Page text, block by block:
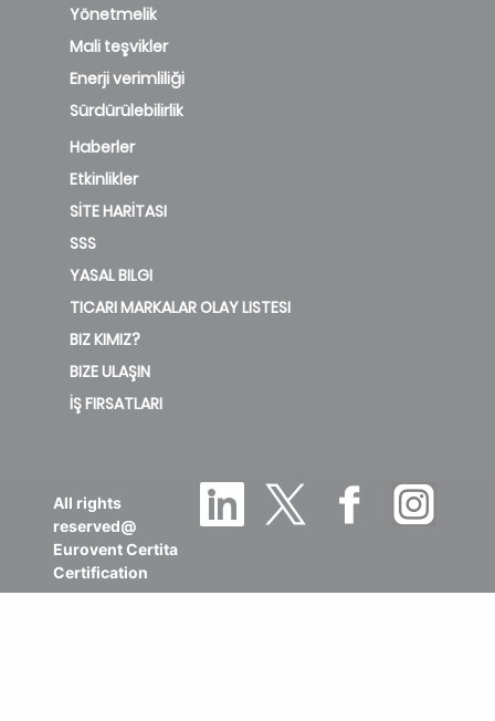
Yönetmelik
Mali teşvikler
Enerji verimliliği
Sürdürülebilirlik
Haberler
Etkinlikler
SİTE HARİTASI
SSS
YASAL BILGI
TICARI MARKALAR OLAY LISTESI
BIZ KIMIZ?
BIZE ULAŞIN
İŞ FIRSATLARI
All rights
reserved@
Eurovent Certita
Certification